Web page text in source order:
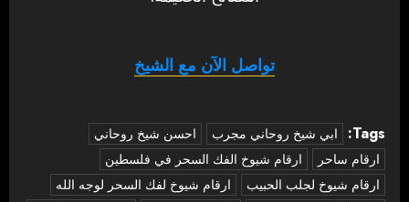
تواصل الآن مع الشيخ
Tags: ‏ابي شيخ روحاني مجرب
احسن شيخ روحاني
ارقام ساحر
ارقام شيوخ الفك السحر في فلسطين
ارقام شيوخ لجلب الحبيب
ارقام شيوخ لفك السحر لوجه الله